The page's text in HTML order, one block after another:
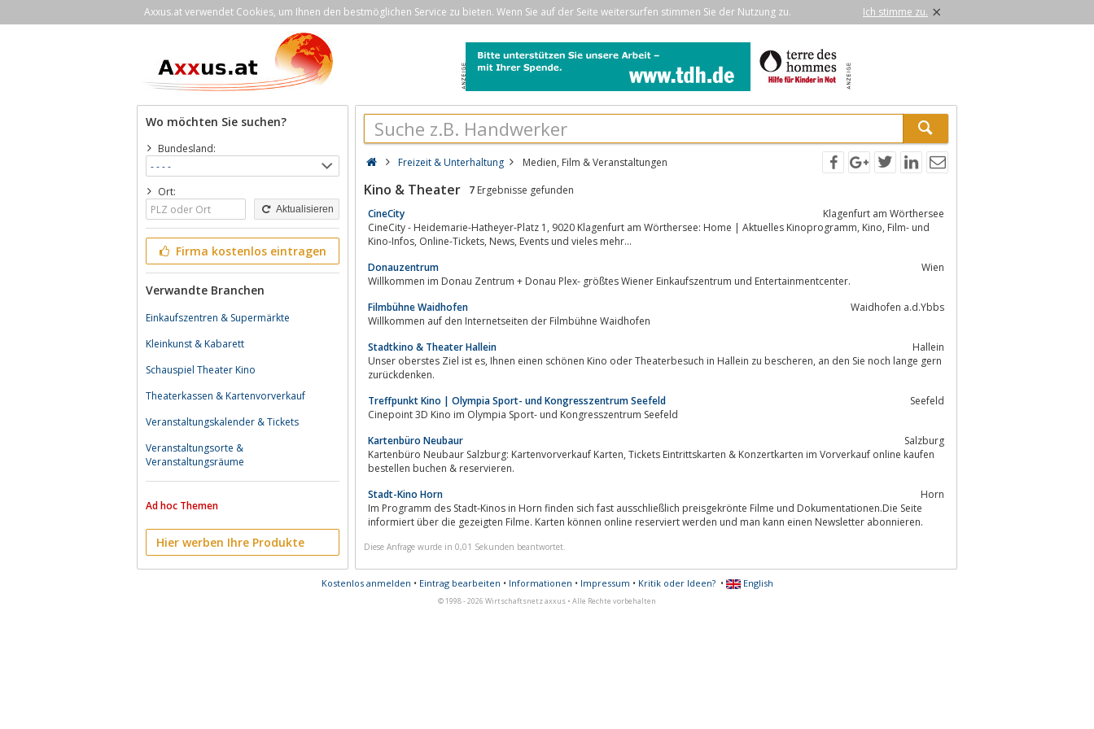
Axxus.at verwendet Cookies, um Ihnen den bestmöglichen Service zu bieten. Wenn Sie auf der Seite weitersurfen stimmen Sie der Nutzung zu. Ich stimme zu. ×
Wo möchten Sie suchen?
Bundesland:
Ort:
Aktualisieren
Firma kostenlos eintragen
Verwandte Branchen
Einkaufszentren & Supermärkte
Kleinkunst & Kabarett
Schauspiel Theater Kino
Theaterkassen & Kartenvorverkauf
Veranstaltungskalender & Tickets
Veranstaltungsorte &
Veranstaltungsräume
Ad hoc Themen
Hier werben Ihre Produkte
Freizeit & Unterhaltung Medien, Film & Veranstaltungen
Kino & Theater 7 Ergebnisse gefunden
CineCity
Klagenfurt am Wörthersee
CineCity - Heidemarie-Hatheyer-Platz 1, 9020 Klagenfurt am Wörthersee: Home | Aktuelles Kinoprogramm, Kino, Film- und
Kino-Infos, Online-Tickets, News, Events und vieles mehr...
Donauzentrum
Wien
Willkommen im Donau Zentrum + Donau Plex- größtes Wiener Einkaufszentrum und Entertainmentcenter.
Filmbühne Waidhofen
Waidhofen a.d.Ybbs
Willkommen auf den Internetseiten der Filmbühne Waidhofen
Stadtkino & Theater Hallein
Hallein
Unser oberstes Ziel ist es, Ihnen einen schönen Kino oder Theaterbesuch in Hallein zu bescheren, an den Sie noch lange gern
zurückdenken.
Treffpunkt Kino | Olympia Sport- und Kongresszentrum Seefeld
Seefeld
Cinepoint 3D Kino im Olympia Sport- und Kongresszentrum Seefeld
Kartenbüro Neubaur
Salzburg
Kartenbüro Neubaur Salzburg: Kartenvorverkauf Karten, Tickets Eintrittskarten & Konzertkarten im Vorverkauf online kaufen
bestellen buchen & reservieren.
Stadt-Kino Horn
Horn
Im Programm des Stadt-Kinos in Horn finden sich fast ausschließlich preisgekrönte Filme und Dokumentationen.Die Seite
informiert über die gezeigten Filme. Karten können online reserviert werden und man kann einen Newsletter abonnieren.
Diese Anfrage wurde in 0,01 Sekunden beantwortet.
Kostenlos anmelden • Eintrag bearbeiten • Informationen • Impressum • Kritik oder Ideen?• English
© 1998 - 2026 Wirtschaftsnetz axxus • Alle Rechte vorbehalten